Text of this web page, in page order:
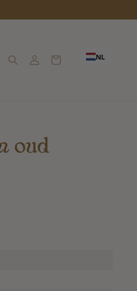
Inloggen
Winkelwagen NL
oud